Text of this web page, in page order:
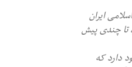
ایران
تا چندی پیش
وجود دارد که